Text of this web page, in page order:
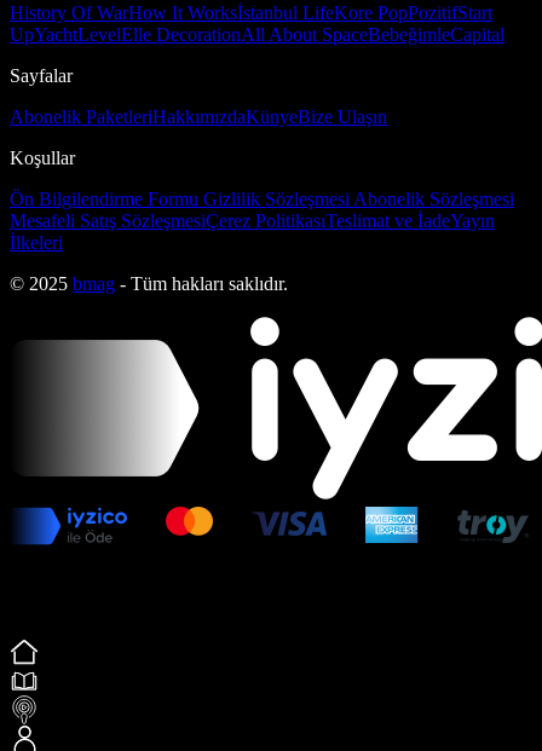
History Of WarHow It Worksİstanbul LifeKore PopPozitifStart
UpYachtLevelElle DecorationAll About SpaceBebeğimleCapital
Sayfalar
Abonelik PaketleriHakkımızdaKünyeBize Ulaşın
Koşullar
Ön Bilgilendirme Formu Gizlilik Sözleşmesi Abonelik Sözleşmesi
Mesafeli Satış SözleşmesiÇerez PolitikasıTeslimat ve İadeYayın
İlkeleri
© 2025 bmag - Tüm hakları saklıdır.